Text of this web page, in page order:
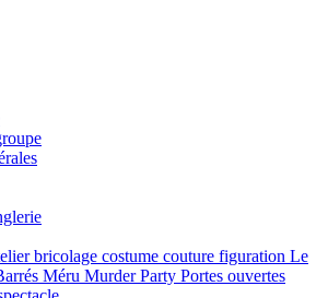
bricolage costume couture figuration Le
Méru Murder Party Portes ouvertes